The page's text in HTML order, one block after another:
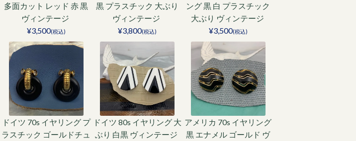
多面カット レッド 赤 黒
ヴィンテージ
¥3,500(税込)
黒 プラスチック 大ぶり
ヴィンテージ
¥3,800(税込)
ング 黒 白 プラスチック
大ぶり ヴィンテージ
¥3,500(税込)
ドイツ 70s イヤリング プ
ラスチック ゴールドチュ
ドイツ 80s イヤリング 大
ぶり 白黒 ヴィンテージ
アメリカ 70s イヤリング
黒 エナメル ゴールド ヴ